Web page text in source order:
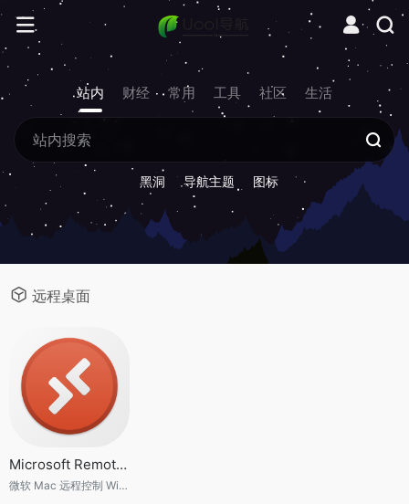
站内 财经 常用 工具 社区 生活
黑洞 导航主题 图标
远程桌面
Microsoft Remote Desktop
微软 Mac 远程控制 Windows 软件